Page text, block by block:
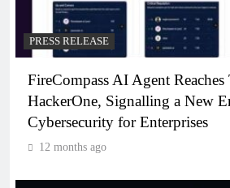
PRESS RELEASE
FireCompass AI Agent
HackerOne, Signalling a New
Cybersecurity for Enterprises
12 months ago